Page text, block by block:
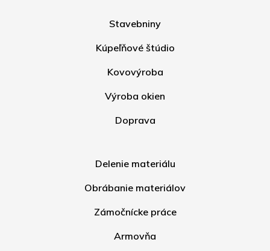
Stavebniny
Kúpeľňové štúdio
Kovovýroba
Výroba okien
Doprava
Delenie materiálu
Obrábanie materiálov
Zámočnícke práce
Armovňa